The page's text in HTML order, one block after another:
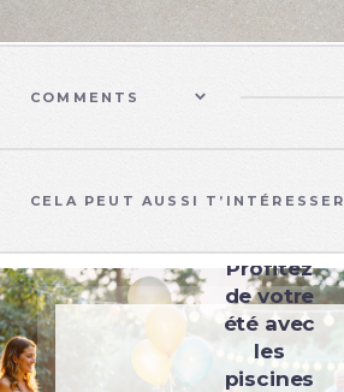
COMMENTS
CELA PEUT AUSSI T’INTÉRESSER
Profitez
de votre
été avec
les
piscines